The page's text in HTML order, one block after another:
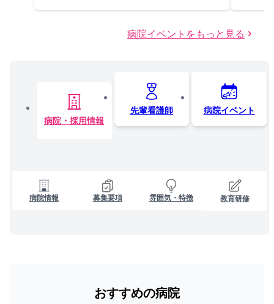
病院イベントをもっと見る
病院・採用情報
先輩看護師 病院イベント
病院情報 募集要項 雰囲気・特徴 教育研修
おすすめの病院